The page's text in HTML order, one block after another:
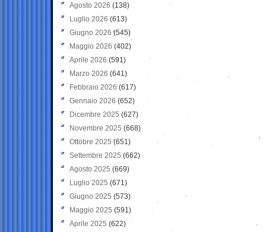
Agosto 2026 (138)
Luglio 2026 (613)
Giugno 2026 (545)
Maggio 2026 (402)
Aprile 2026 (591)
Marzo 2026 (641)
Febbraio 2026 (617)
Gennaio 2026 (652)
Dicembre 2025 (627)
Novembre 2025 (668)
Ottobre 2025 (651)
Settembre 2025 (662)
Agosto 2025 (669)
Luglio 2025 (671)
Giugno 2025 (573)
Maggio 2025 (591)
Aprile 2025 (622)